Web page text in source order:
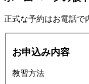
正式な予約はお電話で
お申込み内容
教習方法